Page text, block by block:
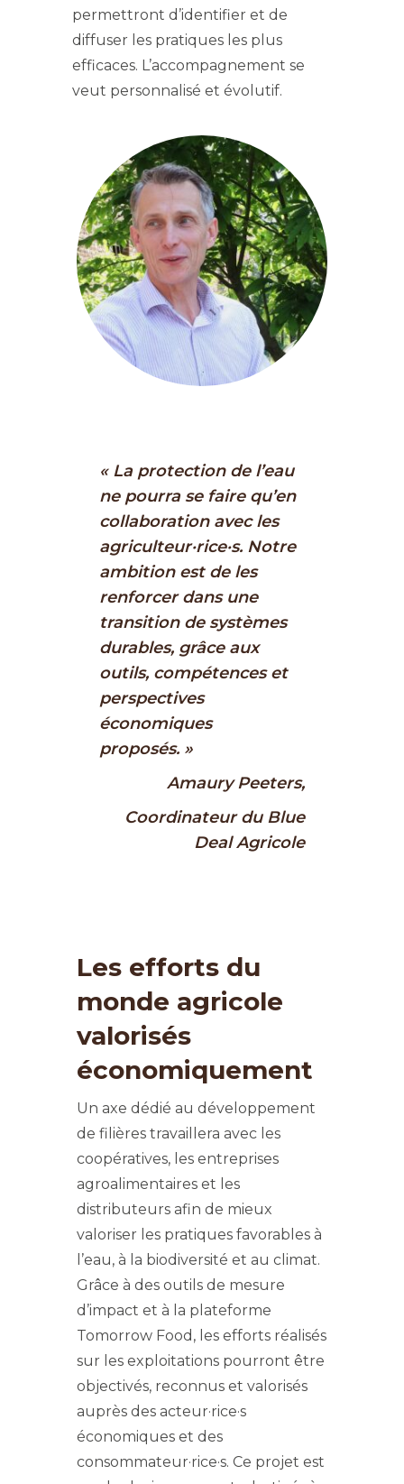
permettront d’identifier et de
diffuser les pratiques les plus
efficaces. L’accompagnement se
veut personnalisé et évolutif.
« La protection de l’eau
ne pourra se faire qu’en
collaboration avec les
agriculteur·rice·s. Notre
ambition est de les
renforcer dans une
transition de systèmes
durables, grâce aux
outils, compétences et
perspectives
économiques
proposés. »
Amaury Peeters,
Coordinateur du Blue
Deal Agricole
Les efforts du
monde agricole
valorisés
économiquement
Un axe dédié au développement
de filières travaillera avec les
coopératives, les entreprises
agroalimentaires et les
distributeurs afin de mieux
valoriser les pratiques favorables à
l’eau, à la biodiversité et au climat.
Grâce à des outils de mesure
d’impact et à la plateforme
Tomorrow Food, les efforts réalisés
sur les exploitations pourront être
objectivés, reconnus et valorisés
auprès des acteur·rice·s
économiques et des
consommateur·rice·s. Ce projet est